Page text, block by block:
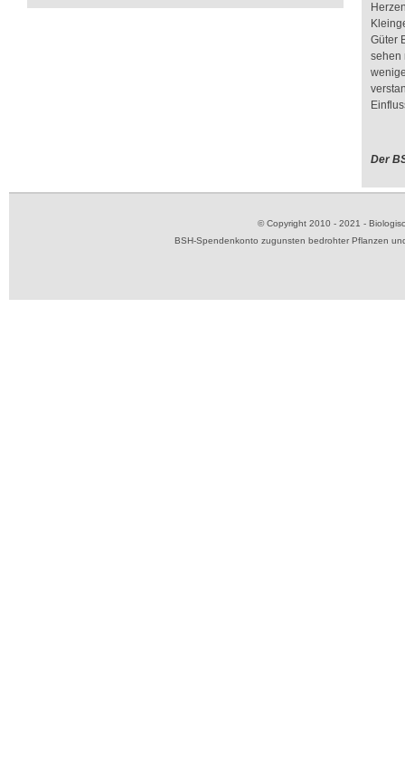
Güter
sehen
Der
© Copyright 2010 - 2021 -
BSH-Spendenkonto zugunsten bedrohter Pflanzen